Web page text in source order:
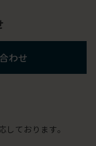
わせ
ております。